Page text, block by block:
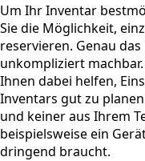
Um Ihr Inventar
Sie die Möglichkeit,
reservieren. Genau
unkompliziert
Ihnen dabei helfen,
Inventars gut zu
und keiner aus Ihrem
beispielsweise ein
dringend braucht.